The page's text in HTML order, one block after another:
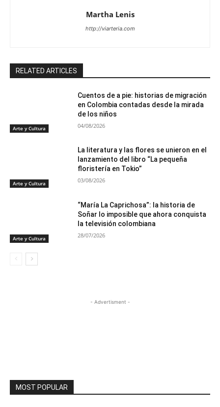
Martha Lenis
http://viarteria.com
RELATED ARTICLES
Arte y Cultura
Cuentos de a pie: historias de migración
en Colombia contadas desde la mirada
de los niños
04/08/2026
Arte y Cultura
La literatura y las flores se unieron en el
lanzamiento del libro “La pequeña
floristería en Tokio”
03/08/2026
Arte y Cultura
“María La Caprichosa”: la historia de
Soñar lo imposible que ahora conquista
la televisión colombiana
28/07/2026
- Advertisment -
MOST POPULAR